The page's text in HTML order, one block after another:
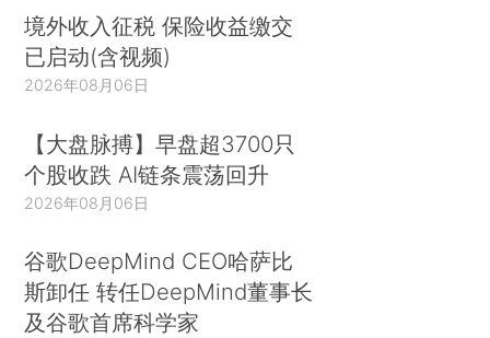
境外收入征税 保险收益缴交
已启动(含视频)
2026年08月06日
【大盘脉搏】早盘超3700只
个股收跌 AI链条震荡回升
2026年08月06日
谷歌DeepMind CEO哈萨比
斯卸任 转任DeepMind董事长
及谷歌首席科学家